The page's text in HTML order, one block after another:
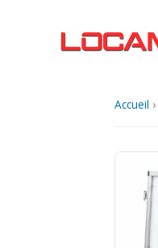
Accueil ›